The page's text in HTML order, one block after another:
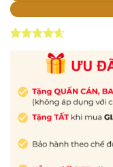
5 dựa trên
đánh giá